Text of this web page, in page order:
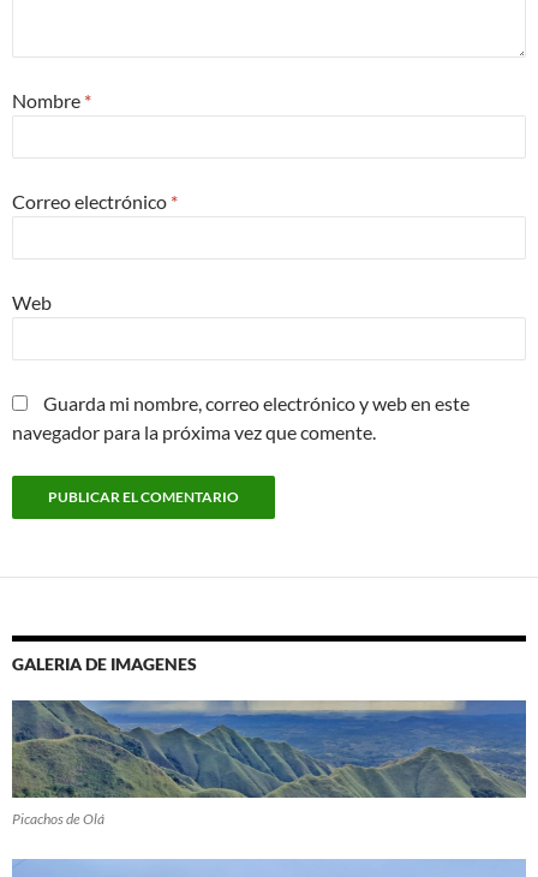
Nombre *
Correo electrónico *
Web
Guarda mi nombre, correo electrónico y web en este
navegador para la próxima vez que comente.
GALERIA DE IMAGENES
Picachos de Olá